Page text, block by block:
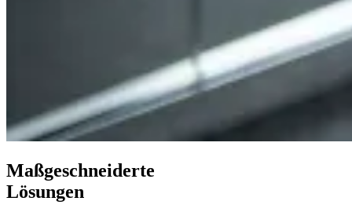
Maßgeschneiderte
Lösungen